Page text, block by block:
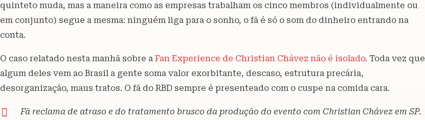
quinteto muda, mas a maneira como as empresas trabalham os cinco membros (individualmente ou
em conjunto) segue a mesma: ninguém liga para o sonho, o fã é só o som do dinheiro entrando na
conta.
O caso relatado nesta manhã sobre a Fan Experience de Christian Chávez não é isolado. Toda vez que
algum deles vem ao Brasil a gente soma valor exorbitante, descaso, estrutura precária,
desorganização, maus tratos. O fã do RBD sempre é presenteado com o cuspe na comida cara.
Fã reclama de atraso e do tratamento brusco da produção do evento com Christian Chávez em SP.